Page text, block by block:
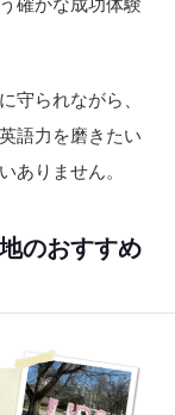
守られながら、
語力を磨きたい
ありません。
のおすすめ